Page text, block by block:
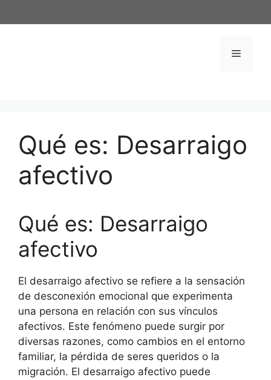
al
Menú
Qué es: Desarraigo
afectivo
Qué es: Desarraigo
afectivo
El desarraigo afectivo se refiere a la sensación
de desconexión emocional que experimenta
una persona en relación con sus vínculos
afectivos. Este fenómeno puede surgir por
diversas razones, como cambios en el entorno
familiar, la pérdida de seres queridos o la
migración. El desarraigo afectivo puede